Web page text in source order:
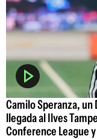
Camilo Speranza, un
llegada al Ilves
Conference League